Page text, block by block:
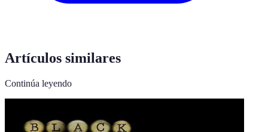
Artículos similares
Continúa leyendo